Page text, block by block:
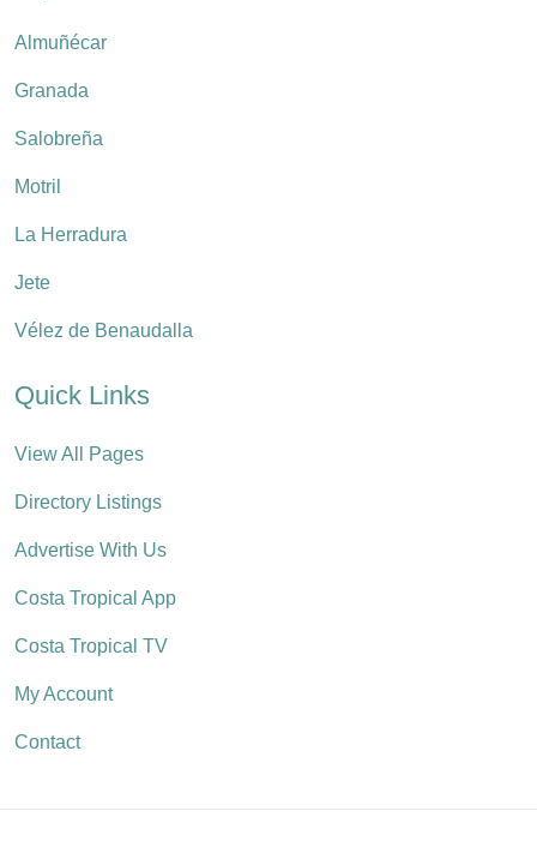
Almuñécar
Granada
Salobreña
Motril
La Herradura
Jete
Vélez de Benaudalla
Quick Links
View All Pages
Directory Listings
Advertise With Us
Costa Tropical App
Costa Tropical TV
My Account
Contact